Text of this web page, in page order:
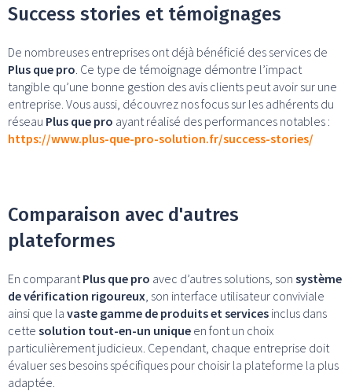
Success stories et témoignages
De nombreuses entreprises ont déjà bénéficié des services de
Plus que pro . Ce type de témoignage démontre l’impact
tangible qu’une bonne gestion des avis clients peut avoir sur une
entreprise. Vous aussi, découvrez nos focus sur les adhérents du
réseau Plus que pro ayant réalisé des performances notables :
https://www.plus-que-pro-solution.fr/success-stories/
Comparaison avec d'autres
plateformes
En comparant Plus que pro avec d’autres solutions, son système
de vérification rigoureux , son interface utilisateur conviviale
ainsi que la vaste gamme de produits et services inclus dans
cette solution tout-en-un unique en font un choix
particulièrement judicieux. Cependant, chaque entreprise doit
évaluer ses besoins spécifiques pour choisir la plateforme la plus
adaptée.